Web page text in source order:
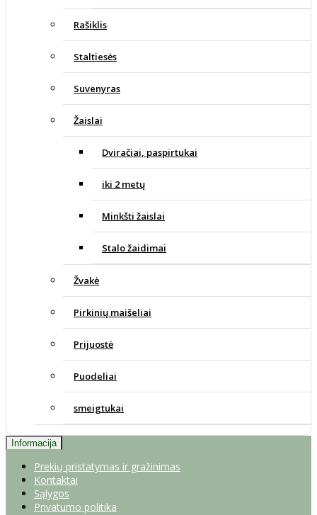
Rašiklis
Staltiesės
Suvenyras
Žaislai
Dviračiai, paspirtukai
iki 2 metų
Minkšti žaislai
Stalo žaidimai
Žvakė
Pirkinių maišeliai
Prijuostė
Puodeliai
smeigtukai
Informacija
Prekių pristatymas ir gražinimas
Kontaktai
Sąlygos
Privatumo politika